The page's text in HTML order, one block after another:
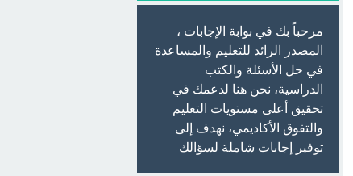
مرحباً بك في بوابة الإجابات ،
المصدر الرائد للتعليم والمساعدة
في حل الأسئلة والكتب
الدراسية، نحن هنا لدعمك في
تحقيق أعلى مستويات التعليم
والتفوق الأكاديمي، نهدف إلى
توفير إجابات شاملة لسؤالك